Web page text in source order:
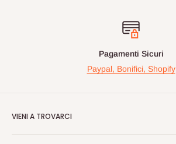
Pagamenti Sicuri
Paypal, Bonifici, Shopify
VIENI A TROVARCI